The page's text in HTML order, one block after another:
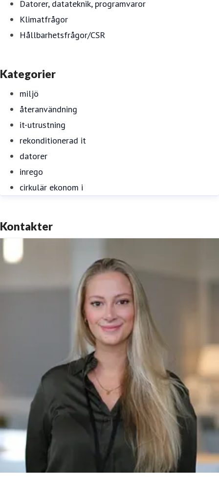
Datorer, datateknik, programvaror
Klimatfrågor
Hållbarhetsfrågor/CSR
Kategorier
miljö
återanvändning
it-utrustning
rekonditionerad it
datorer
inrego
cirkulär ekonom i
Kontakter